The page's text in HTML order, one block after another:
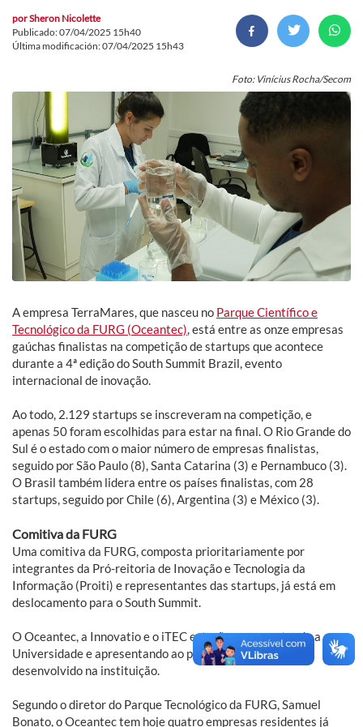
porSheron Nicolette
Publicado: 07/04/2025 15h40
Última modificación: 07/04/2025 15h43
Foto: Vinícius Rocha/Secom
A empresa TerraMares, que nasceu no Parque Científico e
Tecnológico da FURG (Oceantec), está entre as onze empresas
gaúchas finalistas na competição de startups que acontece
durante a 4ª edição do South Summit Brazil, evento
internacional de inovação.
Ao todo, 2.129 startups se inscreveram na competição, e
apenas 50 foram escolhidas para estar na final. O Rio Grande do
Sul é o estado com o maior número de empresas finalistas,
seguido por São Paulo (8), Santa Catarina (3) e Pernambuco (3).
O Brasil também lidera entre os países finalistas, com 28
startups, seguido por Chile (6), Argentina (3) e México (3).
Comitiva da FURG
Uma comitiva da FURG, composta prioritariamente por
integrantes da Pró-reitoria de Inovação e Tecnologia da
Informação (Proiti) e representantes das startups, já está em
deslocamento para o South Summit.
O Oceantec, a Innovatio e o iTEC estarão representando a
Universidade e apresentando ao público o trabalho
desenvolvido na instituição.
Segundo o diretor do Parque Tecnológico da FURG, Samuel
Bonato, o Oceantec tem hoje quatro empresas residentes já